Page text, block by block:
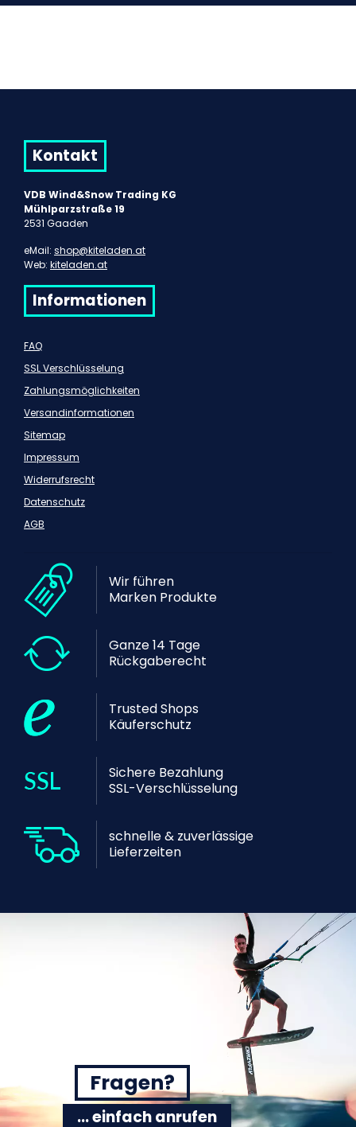
Kontakt
VDB Wind&Snow Trading KG
Mühlparzstraße 19
2531 Gaaden
eMail: shop@kiteladen.at
Web: kiteladen.at
Informationen
FAQ
SSL Verschlüsselung
Zahlungsmöglichkeiten
Versandinformationen
Sitemap
Impressum
Widerrufsrecht
Datenschutz
AGB
Wir führen
Marken Produkte
Ganze 14 Tage
Rückgaberecht
Trusted Shops
Käuferschutz
Sichere Bezahlung
SSL-Verschlüsselung
schnelle & zuverlässige
Lieferzeiten
Fragen?
... einfach anrufen